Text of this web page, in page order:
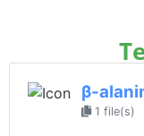
β-
1 file(s)